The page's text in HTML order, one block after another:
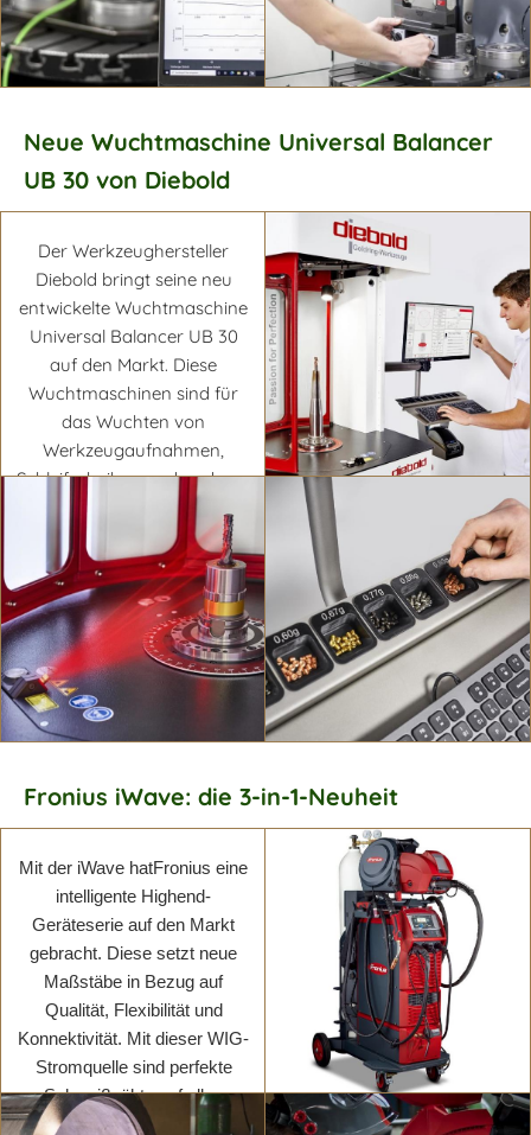
Mehr erfahren Mehr erfahren
Neue Wuchtmaschine Universal Balancer
UB 30 von Diebold
Der Werkzeughersteller
Diebold bringt seine neu
entwickelte Wuchtmaschine
Universal Balancer UB 30
auf den Markt. Diese
Wuchtmaschinen sind für
das Wuchten von
Werkzeugaufnahmen,
Schleifscheiben und anderen
Rotoren ausgelegt.
Mehr erfahren
Mehr erfahren
Mehr erfahren Mehr erfahren
Fronius iWave: die 3-in-1-Neuheit
Mit der iWave hatFronius eine
intelligente Highend-
Geräteserie auf den Markt
gebracht. Diese setzt neue
Maßstäbe in Bezug auf
Qualität, Flexibilität und
Konnektivität. Mit dieser WIG-
Stromquelle sind perfekte
Schweißnähte auf allen
schweißbaren Materialien